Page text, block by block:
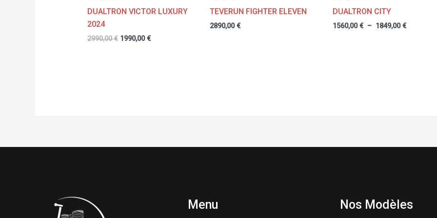
DUALTRON VICTOR LUXURY
2024
2990,00€ 1990,00€
TEVERUN FIGHTER ELEVEN
2890,00€
DUALTRON CITY
1560,00€ – 1849,00€
Menu Nos Modèles